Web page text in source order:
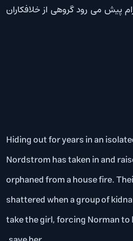
پیش می رود گروهی از خلافکاران
Hiding out for years in an
Nordstrom has taken in and
orphaned from a house fire.
shattered when a group of
take the girl, forcing Norman to